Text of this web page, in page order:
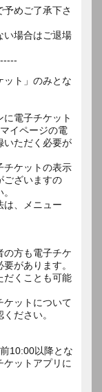
めご了承下さ
い場合はご退場
ト」のみとな
電子チケット
イページの電
いただく必要が
チケットの表示
ございますの
、メニュー
の方も電子チケ
があります。
だくことも可能
ットについて
ださい。
10:00以降とな
ケットアプリに